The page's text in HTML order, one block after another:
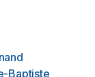
Baptiste